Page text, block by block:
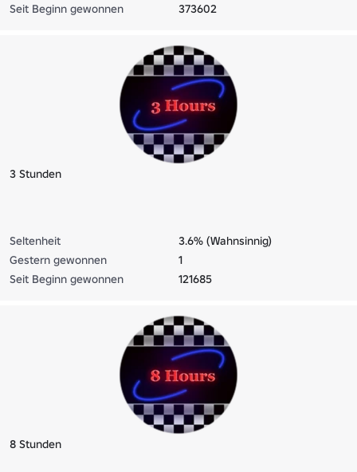
Seit Beginn gewonnen
373602
3 Stunden
Seltenheit
3.6% (Wahnsinnig)
Gestern gewonnen
1
Seit Beginn gewonnen
121685
8 Stunden